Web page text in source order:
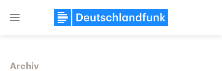
Close
Archiv